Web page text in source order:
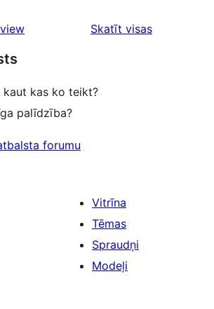
Skatīt visasatsauksmes
kaut kas ko teikt?
palīdzība?
forumu
Vitrīna
Tēmas
Spraudņi
Modeļi